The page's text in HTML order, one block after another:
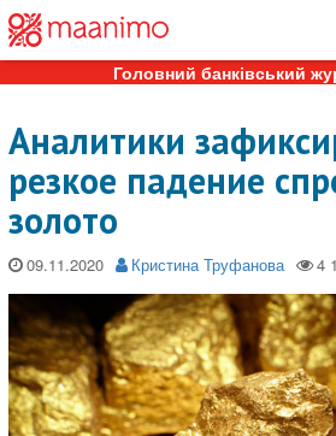
Головний банківський
Аналитики
резкое падение
золото
09.11.2020 Кристина Труфанова